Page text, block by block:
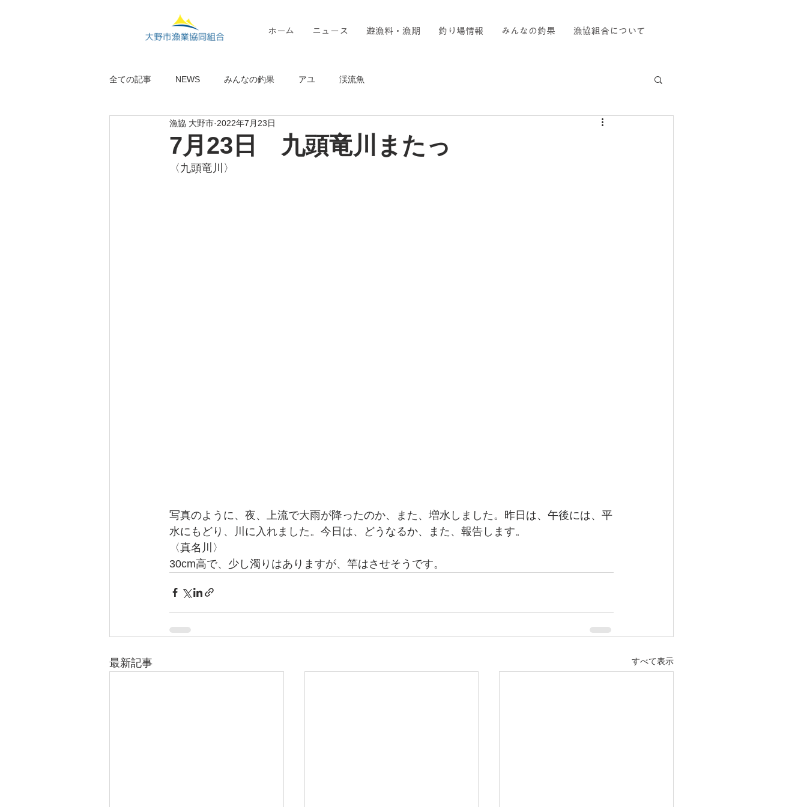
ホーム ニュース 遊漁料・漁期 釣り場情報 みんなの釣果 漁協組合について
全ての記事 NEWS みんなの釣果 アユ 渓流魚
7月23日 九頭竜川またっ
漁協 大野市 2022年7月23日
〈九頭竜川〉
写真のように、夜、上流で大雨が降ったのか、また、増水しました。昨日は、午後には、平
水にもどり、川に入れました。今日は、どうなるか、また、報告します。
〈真名川〉
30cm高で、少し濁りはありますが、竿はさせそうです。
最新記事 すべて表示